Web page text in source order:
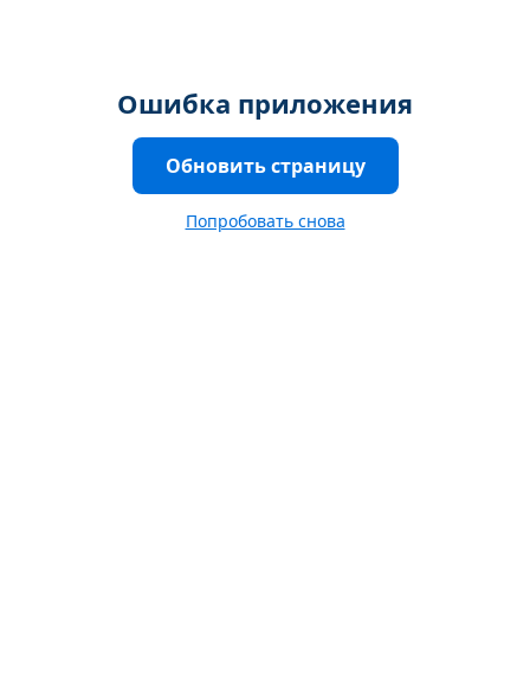
Ошибка приложения
Обновить страницу
Попробовать снова